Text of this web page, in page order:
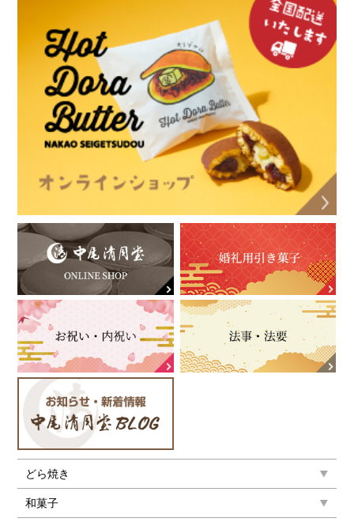
どら焼き
和菓子